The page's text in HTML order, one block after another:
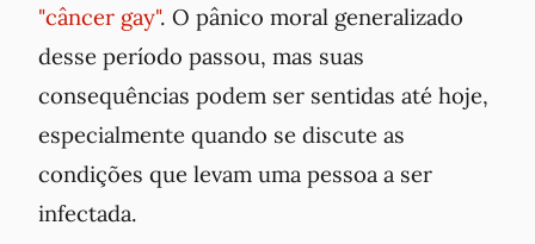
"câncer gay". O pânico moral generalizado
desse período passou, mas suas
consequências podem ser sentidas até hoje,
especialmente quando se discute as
condições que levam uma pessoa a ser
infectada.